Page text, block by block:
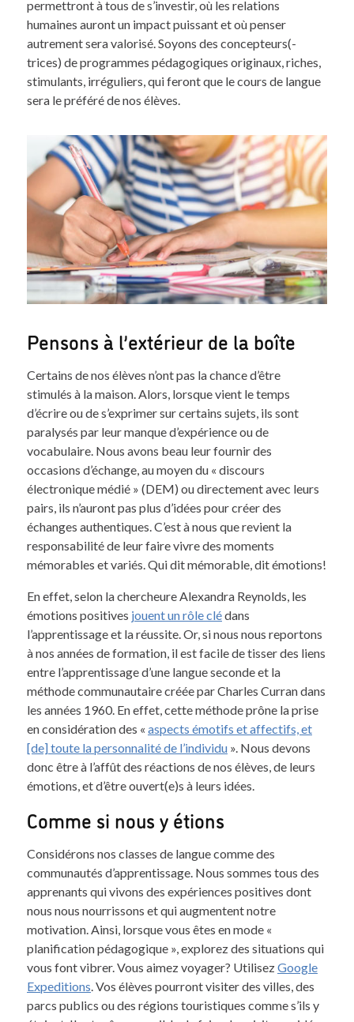
permettront à tous de s’investir, où les relations
humaines auront un impact puissant et où penser
autrement sera valorisé. Soyons des concepteurs(-
trices) de programmes pédagogiques originaux, riches,
stimulants, irréguliers, qui feront que le cours de langue
sera le préféré de nos élèves.
Pensons à l’extérieur de la boîte
Certains de nos élèves n’ont pas la chance d’être
stimulés à la maison. Alors, lorsque vient le temps
d’écrire ou de s’exprimer sur certains sujets, ils sont
paralysés par leur manque d’expérience ou de
vocabulaire. Nous avons beau leur fournir des
occasions d’échange, au moyen du « discours
électronique médié » (DEM) ou directement avec leurs
pairs, ils n’auront pas plus d’idées pour créer des
échanges authentiques. C’est à nous que revient la
responsabilité de leur faire vivre des moments
mémorables et variés. Qui dit mémorable, dit émotions!
En effet, selon la chercheure Alexandra Reynolds, les
émotions positives jouent un rôle clédans
l’apprentissage et la réussite. Or, si nous nous reportons
à nos années de formation, il est facile de tisser des liens
entre l’apprentissage d’une langue seconde et la
méthode communautaire créée par Charles Curran dans
les années 1960. En effet, cette méthode prône la prise
en considération des « aspects émotifs et affectifs, et
[de] toute la personnalité de l’individu ». Nous devons
donc être à l’affût des réactions de nos élèves, de leurs
émotions, et d’être ouvert(e)s à leurs idées.
Comme si nous y étions
Considérons nos classes de langue comme des
communautés d’apprentissage. Nous sommes tous des
apprenants qui vivons des expériences positives dont
nous nous nourrissons et qui augmentent notre
motivation. Ainsi, lorsque vous êtes en mode «
planification pédagogique », explorez des situations qui
vous font vibrer. Vous aimez voyager? UtilisezGoogle
Expeditions . Vos élèves pourront visiter des villes, des
parcs publics ou des régions touristiques comme s’ils y